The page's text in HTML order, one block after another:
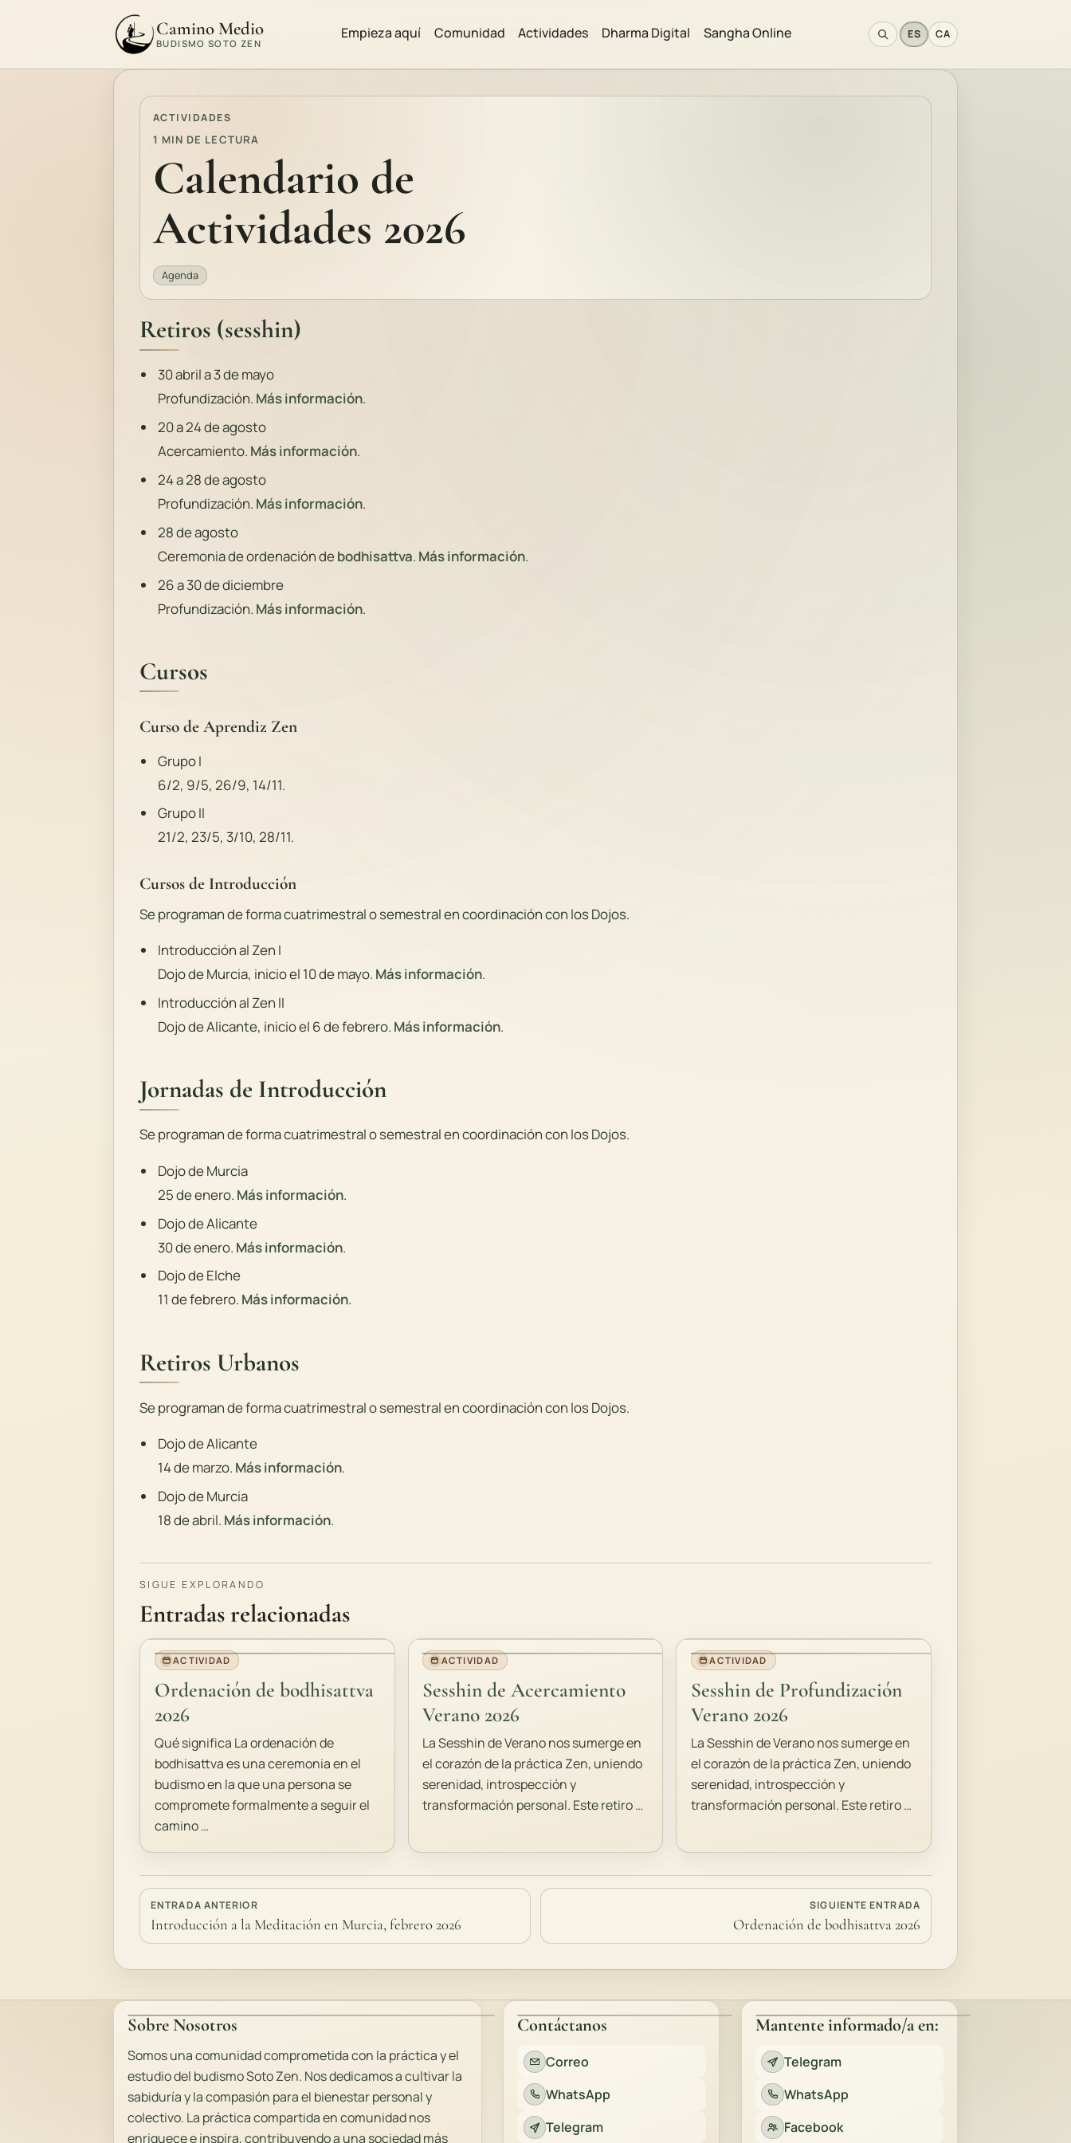
Camino Medio
BUDISMO SOTO ZEN
Empieza aquí Comunidad Actividades Dharma Digital Sangha Online ES CA
ACTIVIDADES
1 MIN DE LECTURA
Calendario de
Actividades 2026
Agenda
Retiros (sesshin)
30 abril a 3 de mayo
Profundización. Más información.
20 a 24 de agosto
Acercamiento. Más información.
24 a 28 de agosto
Profundización. Más información.
28 de agosto
Ceremonia de ordenación debodhisattva. Más información.
26 a 30 de diciembre
Profundización. Más información.
Cursos
Curso de Aprendiz Zen
Grupo I
6/2, 9/5, 26/9, 14/11.
Grupo II
21/2, 23/5, 3/10, 28/11.
Cursos de Introducción
Se programan de forma cuatrimestral o semestral en coordinación con los Dojos.
Introducción al Zen I
Dojo de Murcia, inicio el 10 de mayo. Más información.
Introducción al Zen II
Dojo de Alicante, inicio el 6 de febrero. Más información.
Jornadas de Introducción
Se programan de forma cuatrimestral o semestral en coordinación con los Dojos.
Dojo de Murcia
25 de enero. Más información.
Dojo de Alicante
30 de enero. Más información.
Dojo de Elche
11 de febrero. Más información.
Retiros Urbanos
Se programan de forma cuatrimestral o semestral en coordinación con los Dojos.
Dojo de Alicante
14 de marzo. Más información.
Dojo de Murcia
18 de abril. Más información.
SIGUE EXPLORANDO
Entradas relacionadas
ACTIVIDAD
Ordenación de bodhisattva
2026
Qué significa La ordenación de
bodhisattva es una ceremonia en el
budismo en la que una persona se
compromete formalmente a seguir el
camino …
ACTIVIDAD
Sesshin de Acercamiento
Verano 2026
La Sesshin de Verano nos sumerge en
el corazón de la práctica Zen, uniendo
serenidad, introspección y
transformación personal. Este retiro …
ACTIVIDAD
Sesshin de Profundización
Verano 2026
La Sesshin de Verano nos sumerge en
el corazón de la práctica Zen, uniendo
serenidad, introspección y
transformación personal. Este retiro …
ENTRADA ANTERIOR
Introducción a la Meditación en Murcia, febrero 2026
SIGUIENTE ENTRADA
Ordenación de bodhisattva 2026
Sobre Nosotros
Somos una comunidad comprometida con la práctica y el
estudio del budismo Soto Zen. Nos dedicamos a cultivar la
sabiduría y la compasión para el bienestar personal y
colectivo. La práctica compartida en comunidad nos
enriquece e inspira, contribuyendo a una sociedad más
Contáctanos
Correo
WhatsApp
Telegram
Mantente informado/a en:
Telegram
WhatsApp
Facebook